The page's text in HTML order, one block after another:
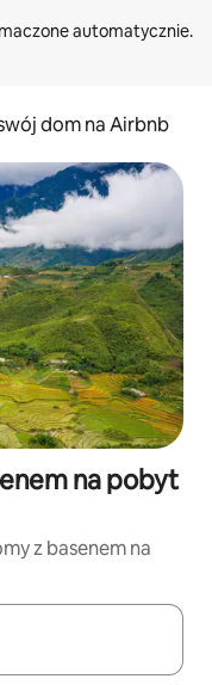
dom na Airbnb
na pobyt
z basenem na
się po nich za